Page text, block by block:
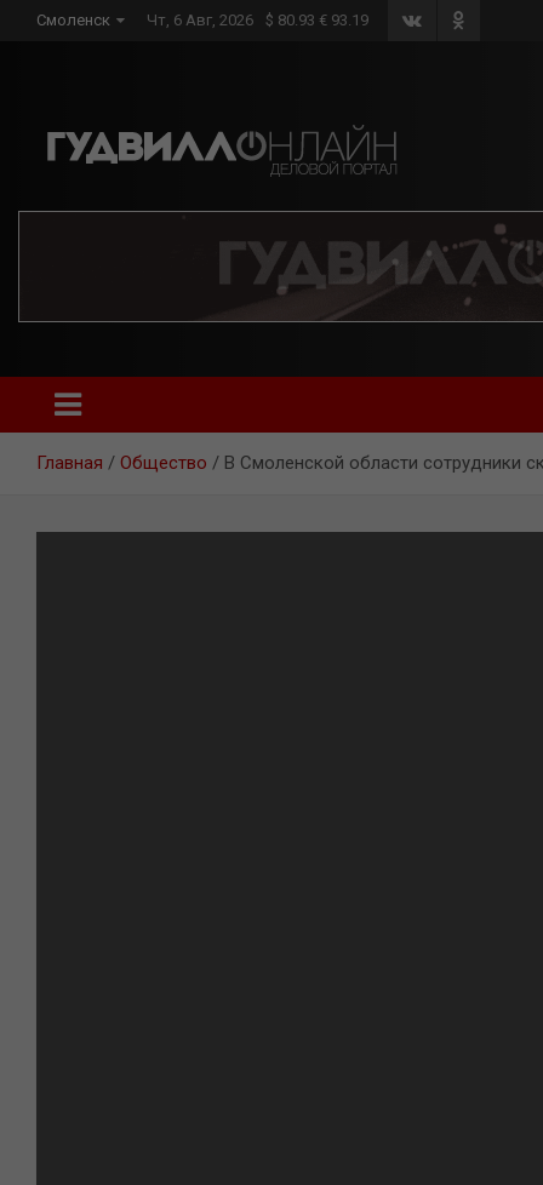
Смоленск Чт, 6 Авг, 2026 $ 80.93 € 93.19
Главная Общество В Смоленской области сотрудники